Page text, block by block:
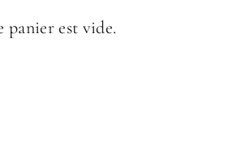
panier est vide.